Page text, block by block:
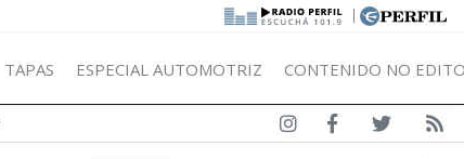
|
TAPAS ESPECIAL AUTOMOTRIZ CONTENIDO NO